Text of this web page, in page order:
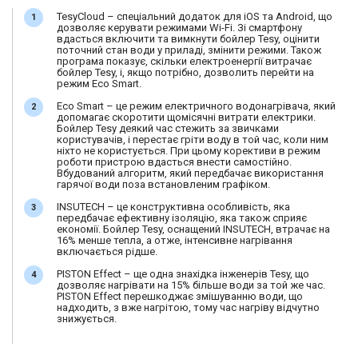
TesyCloud – спеціальний додаток для iOS та Android, що
дозволяє керувати режимами Wi-Fi. Зі смартфону
вдасться включити та вимкнути бойлер Tesy, оцінити
поточний стан води у приладі, змінити режими. Також
програма показує, скільки електроенергії витрачає
бойлер Tesy, і, якщо потрібно, дозволить перейти на
режим Eco Smart.
Eco Smart – це режим електричного водонагрівача, який
допомагає скоротити щомісячні витрати електрики.
Бойлер Tesy деякий час стежить за звичками
користувачів, і перестає гріти воду в той час, коли ним
ніхто не користується. При цьому корективи в режим
роботи пристрою вдасться внести самостійно.
Вбудований алгоритм, який передбачає використання
гарячої води поза встановленим графіком.
INSUTECH – це конструктивна особливість, яка
передбачає ефективну ізоляцію, яка також сприяє
економії. Бойлер Tesy, оснащений INSUTECH, втрачає на
16% менше тепла, а отже, інтенсивне нагрівання
включається рідше.
PISTON Effect – ще одна знахідка інженерів Tesy, що
дозволяє нагрівати на 15% більше води за той же час.
PISTON Effect перешкоджає змішуванню води, що
надходить, з вже нагрітою, тому час нагріву відчутно
знижується.